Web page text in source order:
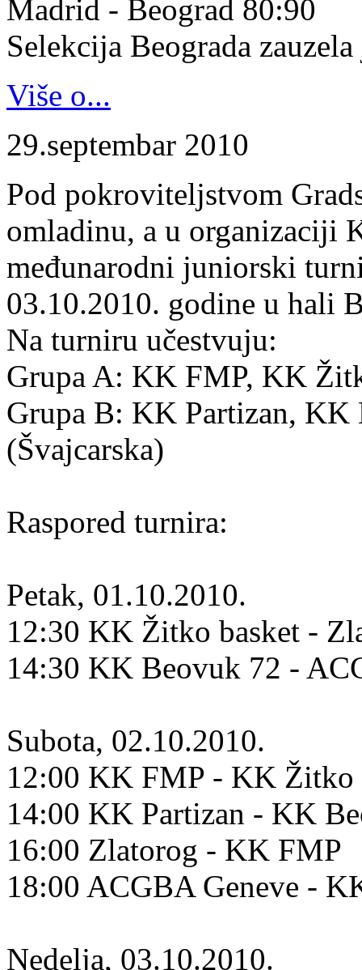
Madrid - Beograd 80:90
Selekcija Beograda
Više o...
29.septembar 2010
Pod pokroviteljstvom
omladinu, a u organizaciji
međunarodni juniorski
03.10.2010. godine u hali
Na turniru učestvuju:
Grupa A: KK FMP, KK
Grupa B: KK Partizan, KK
(Švajcarska)
Raspored turnira:
Petak, 01.10.2010.
12:30 KK Žitko basket -
14:30 KK Beovuk 72 -
Subota, 02.10.2010.
12:00 KK FMP - KK Žitko
14:00 KK Partizan - KK
16:00 Zlatorog - KK FMP
18:00 ACGBA Geneve -
Nedelja, 03.10.2010.